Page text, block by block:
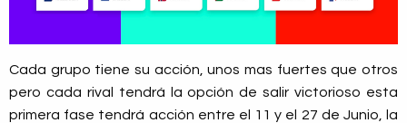
Cada grupo tiene su acción, unos mas fuertes que otros
pero cada rival tendrá la opción de salir victorioso esta
primera fase tendrá acción entre el 11 y el 27 de Junio, la